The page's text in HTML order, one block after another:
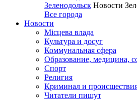
Зеленодольск Новости
Все города
Новости
Місцева влада
Культура и досуг
Коммунальная сфера
Образование, медицина,
Спорт
Религия
Криминал и
Читатели пишут